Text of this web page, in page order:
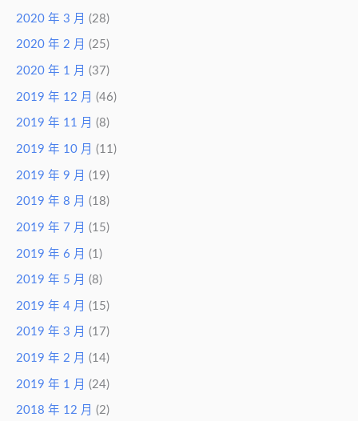
2020 年 3 月 (28)
2020 年 2 月 (25)
2020 年 1 月 (37)
2019 年 12 月 (46)
2019 年 11 月 (8)
2019 年 10 月 (11)
2019 年 9 月 (19)
2019 年 8 月 (18)
2019 年 7 月 (15)
2019 年 6 月 (1)
2019 年 5 月 (8)
2019 年 4 月 (15)
2019 年 3 月 (17)
2019 年 2 月 (14)
2019 年 1 月 (24)
2018 年 12 月 (2)